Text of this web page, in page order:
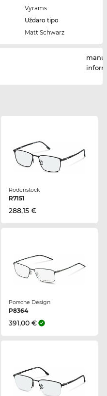
Vyrams
Uždaro tipo
Matt Schwarz
Rodenstock
R7151
288,15 €
Porsche Design
P8364
391,00 €